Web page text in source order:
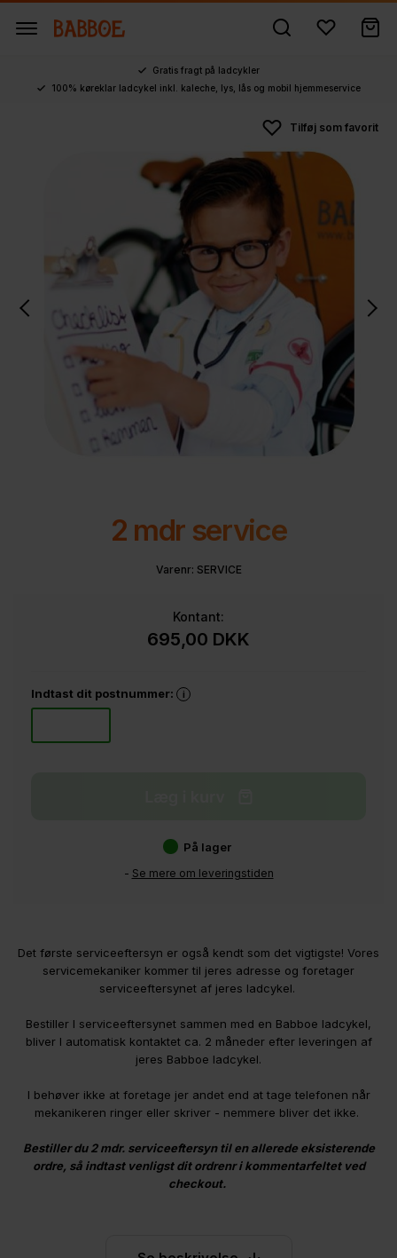
Gratis fragt på ladcykler
100% køreklar ladcykel inkl. kaleche, lys, lås og mobil hjemmeservice
2 mdr service
Varenr: SERVICE
Kontant:
695,00 DKK
Indtast dit postnummer: i
På lager
- Se mere om leveringstiden
Det første serviceeftersyn er også kendt som det vigtigste! Vores
servicemekaniker kommer til jeres adresse og foretager
serviceeftersynet af jeres ladcykel.
Bestiller I serviceeftersynet sammen med en Babboe ladcykel,
bliver I automatisk kontaktet ca. 2 måneder efter leveringen af
jeres Babboe ladcykel.
I behøver ikke at foretage jer andet end at tage telefonen når
mekanikeren ringer eller skriver - nemmere bliver det ikke.
Bestiller du 2 mdr. serviceeftersyn til en allerede eksisterende
ordre, så indtast venligst dit ordrenr i kommentarfeltet ved
checkout.